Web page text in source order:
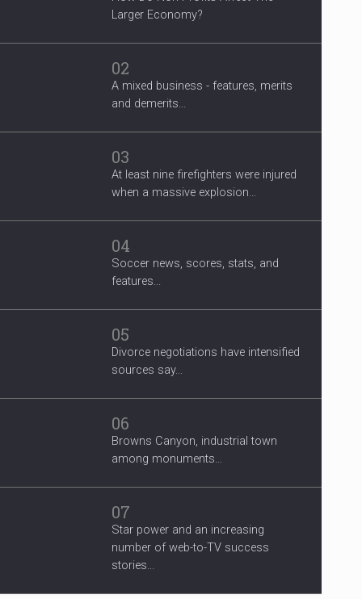
Larger Economy?
02
A mixed business - features, merits
and demerits...
03
At least nine firefighters were injured
when a massive explosion...
04
Soccer news, scores, stats, and
features...
05
Divorce negotiations have intensified
sources say...
06
Browns Canyon, industrial town
among monuments...
07
Star power and an increasing
number of web-to-TV success
stories...